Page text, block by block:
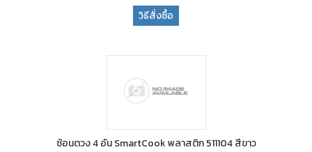
วิธีสั่งซื้อ
ช้อนตวง 4 อัน SmartCook พลาสติก 511104 สีขาว